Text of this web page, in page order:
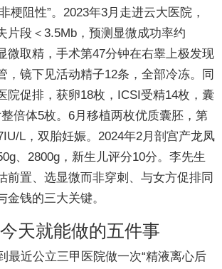
梗阻性”。2023年3月走进云大医院，
片段＜3.5Mb，预测显微成功率约
微取精，手术第47分钟在右睾上极发现
，镜下见活动精子12条，全部冷冻。同
院促排，获卵18枚，ICSI受精14枚，囊
倍体5枚。6月移植两枚优质囊胚，第
L，双胎妊娠。2024年2月剖宫产龙凤
、2800g，新生儿评分10分。李先生
前置、选显微而非穿刺、与女方促排同
金钱的三大关键。
天就能做的五件事
最近公立三甲医院做一次“精液离心后